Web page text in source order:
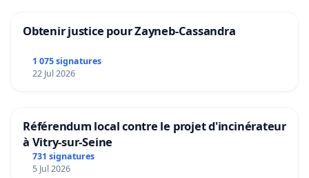
Obtenir justice pour Zayneb-Cassandra
1 075 signatures
22 Jul 2026
Référendum local contre le projet d'incinérateur
à Vitry-sur-Seine
731 signatures
5 Jul 2026